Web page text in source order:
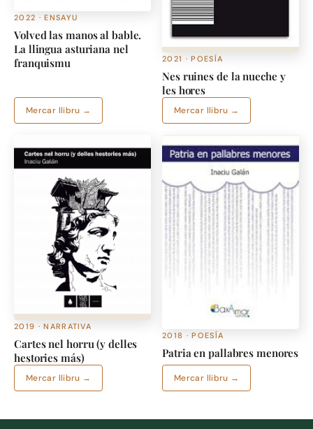
2022 · ENSAYU
Volved las manos al bable.
La llingua asturiana nel
franquismu
Mercar llibru →
2021 · POESÍA
Nes ruines de la nueche y
les hores
Mercar llibru →
2019 · NARRATIVA
Cartes nel horru (y delles
hestories más)
Mercar llibru →
2018 · POESÍA
Patria en pallabres menores
Mercar llibru →